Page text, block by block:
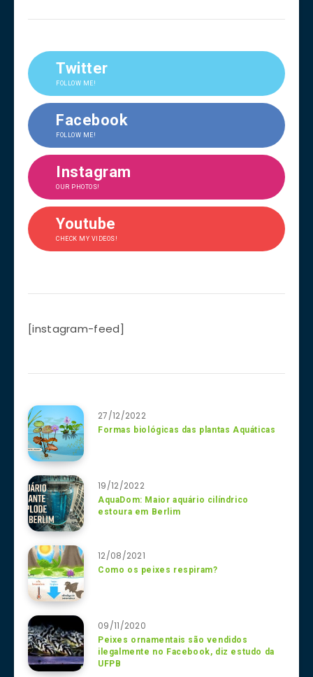
Twitter
FOLLOW ME!
Facebook
FOLLOW ME!
Instagram
OUR PHOTOS!
Youtube
CHECK MY VIDEOS!
[instagram-feed]
27/12/2022
Formas biológicas das plantas Aquáticas
19/12/2022
AquaDom: Maior aquário cilíndrico
estoura em Berlim
12/08/2021
Como os peixes respiram?
09/11/2020
Peixes ornamentais são vendidos
ilegalmente no Facebook, diz estudo da
UFPB